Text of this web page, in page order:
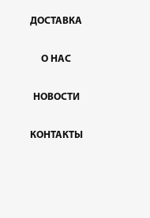
ДОСТАВКА
О НАС
НОВОСТИ
КОНТАКТЫ